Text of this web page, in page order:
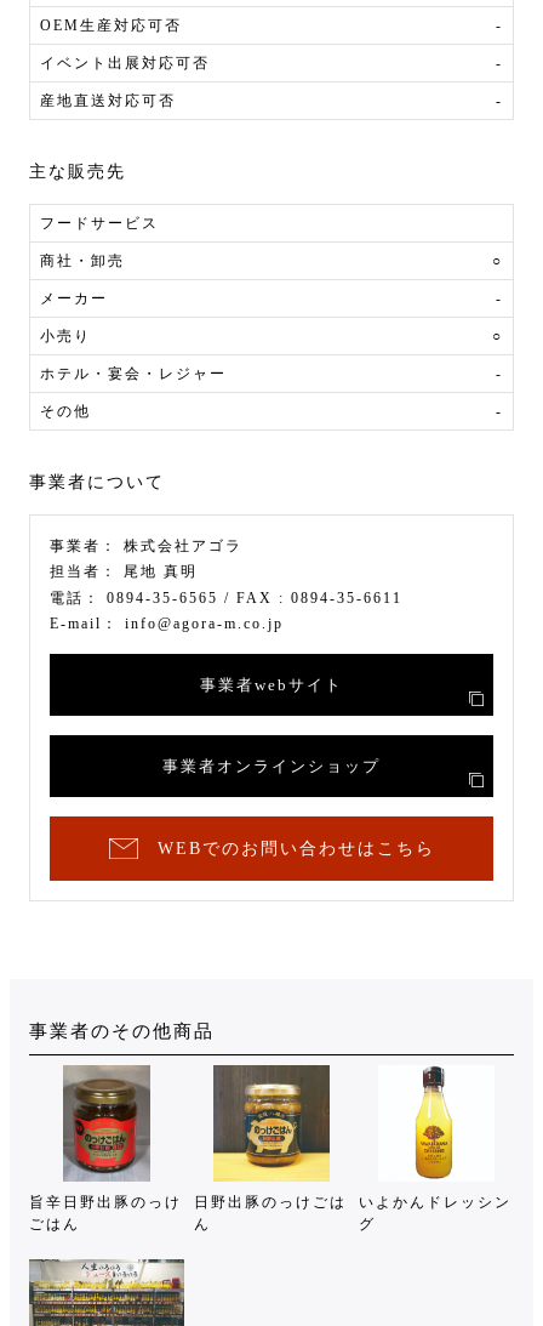
OEM生産対応可否 -
イベント出展対応可否 -
産地直送対応可否 -
主な販売先
フードサービス
商社・卸売 ○
メーカー -
小売り ○
ホテル・宴会・レジャー -
その他 -
事業者について
事業者： 株式会社アゴラ
担当者： 尾地 真明
電話： 0894-35-6565 / FAX : 0894-35-6611
E-mail： info@agora-m.co.jp
事業者webサイト
事業者オンラインショップ
WEBでのお問い合わせはこちら
事業者のその他商品
旨辛日野出豚のっけ
ごはん
日野出豚のっけごは
ん
いよかんドレッシン
グ